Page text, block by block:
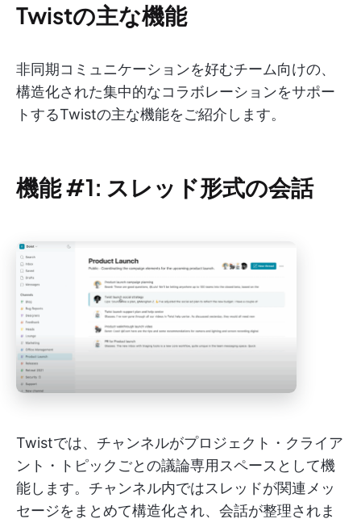
Twistの主な機能
非同期コミュニケーションを好むチーム向けの、
構造化された集中的なコラボレーションをサポー
トするTwistの主な機能をご紹介します。
機能 #1: スレッド形式の会話
Twistでは、チャンネルがプロジェクト・クライア
ント・トピックごとの議論専用スペースとして機
能します。チャンネル内ではスレッドが関連メッ
セージをまとめて構造化され、会話が整理されま